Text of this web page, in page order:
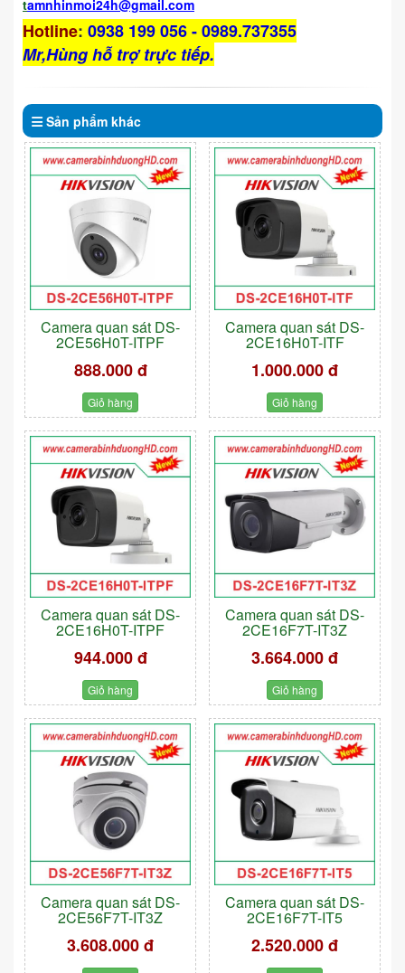
tamnhinmoi24h@gmail.com
Hotline: 0938 199 056 - 0989.737355
Mr,Hùng hỗ trợ trực tiếp.
Sản phẩm khác
Camera quan sát DS-
2CE56H0T-ITPF
888.000 đ
Giỏ hàng
Camera quan sát DS-
2CE16H0T-ITF
1.000.000 đ
Giỏ hàng
Camera quan sát DS-
2CE16H0T-ITPF
944.000 đ
Giỏ hàng
Camera quan sát DS-
2CE16F7T-IT3Z
3.664.000 đ
Giỏ hàng
Camera quan sát DS-
2CE56F7T-IT3Z
3.608.000 đ
Camera quan sát DS-
2CE16F7T-IT5
2.520.000 đ